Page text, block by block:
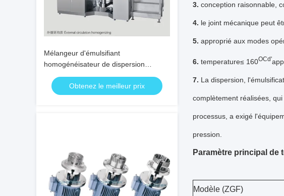
Mélangeur d'émulsifiant
homogénéisateur de dispersion
Mélangeur d'émulsifiant en ligne DSZL
sous videObtenez le meilleur prix
3. conception raisonnable,
4. le joint mécanique peut
5. approprié aux modes
6. temperature≤ 160OCd'
7. La dispersion,
complètement réalisées,
processus, a exigé
pression.
Paramètre principal de
Modèle (ZGF)